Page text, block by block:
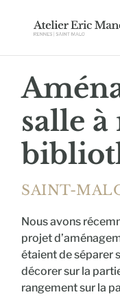
salle
SAINT-
Nous avons
projet
étaient de séparer
décorer sur la
rangement sur la